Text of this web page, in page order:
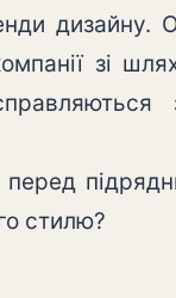
дизайну.
зі
перед
стилю?